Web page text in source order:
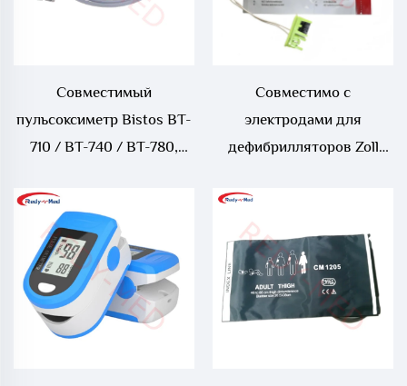
Совместимый
пульсоксиметр Bistos BT-
710 / BT-740 / BT-780,
Совместимо с
электродами для
дефибрилляторов Zoll